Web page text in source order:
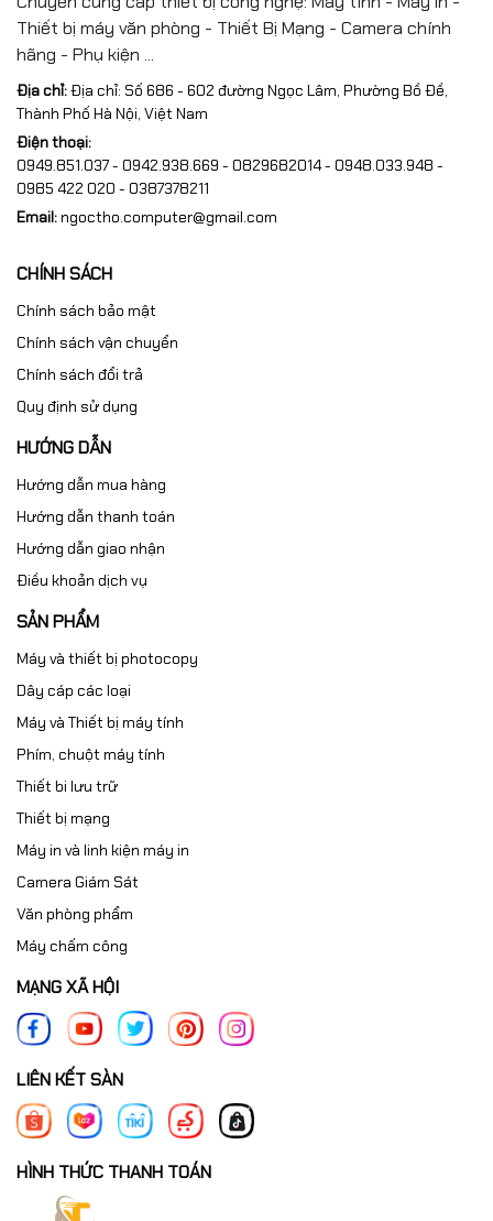
Thiết bị máy văn phòng - Thiết Bị Mạng - Camera chính
hãng - Phụ kiện ...
Địa chỉ:Địa chỉ: Số 686 - 602 đường Ngọc Lâm, Phường Bồ Đề,
Thành Phố Hà Nội, Việt Nam
Điện thoại:
0949.851.037 - 0942.938.669 - 0829682014 - 0948.033.948 -
0985 422 020 - 0387378211
Email:ngoctho.computer@gmail.com
CHÍNH SÁCH
Chính sách bảo mật
Chính sách vận chuyển
Chính sách đổi trả
Quy định sử dụng
HƯỚNG DẪN
Hướng dẫn mua hàng
Hướng dẫn thanh toán
Hướng dẫn giao nhận
Điều khoản dịch vụ
SẢN PHẨM
Máy và thiết bị photocopy
Dây cáp các loại
Máy và Thiết bị máy tính
Phím, chuột máy tính
Thiết bi lưu trữ
Thiết bị mạng
Máy in và linh kiện máy in
Camera Giám Sát
Văn phòng phẩm
Máy chấm công
MẠNG XÃ HỘI
LIÊN KẾT SÀN
HÌNH THỨC THANH TOÁN